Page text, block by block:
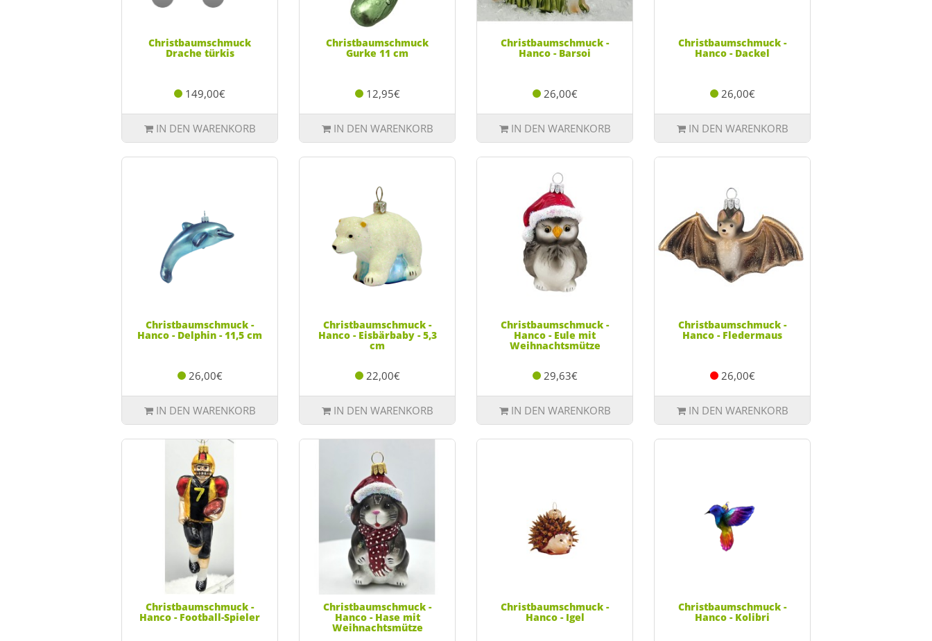
Christbaumschmuck
Drache türkis
149,00€
IN DEN WARENKORB
Christbaumschmuck
Gurke 11 cm
12,95€
IN DEN WARENKORB
Christbaumschmuck -
Hanco - Barsoi
26,00€
IN DEN WARENKORB
Christbaumschmuck -
Hanco - Dackel
26,00€
IN DEN WARENKORB
Christbaumschmuck -
Hanco - Delphin - 11,5 cm
26,00€
IN DEN WARENKORB
Christbaumschmuck -
Hanco - Eisbärbaby - 5,3
cm
22,00€
IN DEN WARENKORB
Christbaumschmuck -
Hanco - Eule mit
Weihnachtsmütze
29,63€
IN DEN WARENKORB
Christbaumschmuck -
Hanco - Fledermaus
26,00€
IN DEN WARENKORB
Christbaumschmuck -
Hanco - Football-Spieler
Christbaumschmuck -
Hanco - Hase mit
Weihnachtsmütze
Christbaumschmuck -
Hanco - Igel
Christbaumschmuck -
Hanco - Kolibri